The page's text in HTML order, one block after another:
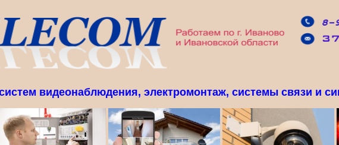
видеонаблюдения, электромонтаж, системы связи и